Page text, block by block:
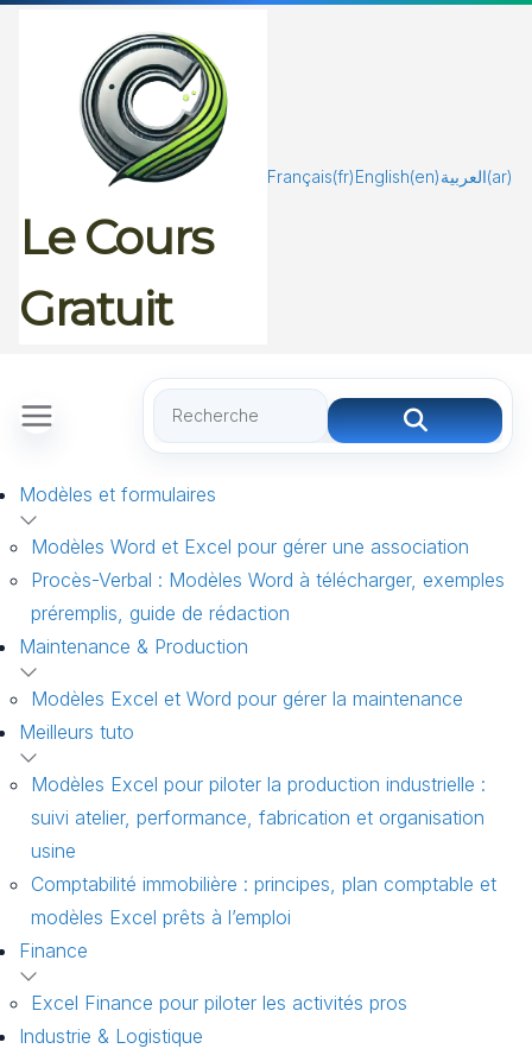
Le Cours
Gratuit
Français(fr) English(en)العربية(ar)
Modèles et formulaires
Modèles Word et Excel pour gérer une association
Procès-Verbal : Modèles Word à télécharger, exemples
préremplis, guide de rédaction
Maintenance & Production
Modèles Excel et Word pour gérer la maintenance
Meilleurs tuto
Modèles Excel pour piloter la production industrielle :
suivi atelier, performance, fabrication et organisation
usine
Comptabilité immobilière : principes, plan comptable et
modèles Excel prêts à l’emploi
Finance
Excel Finance pour piloter les activités pros
Industrie & Logistique